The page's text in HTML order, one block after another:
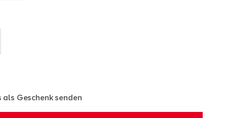
als Geschenk senden